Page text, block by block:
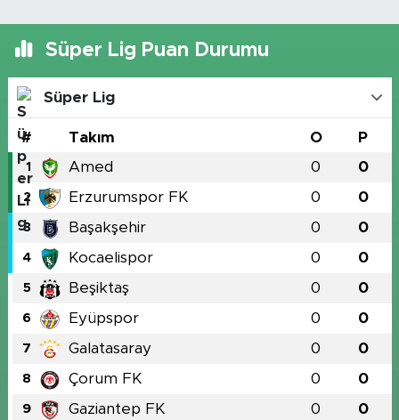
Süper Lig Puan Durumu
Süper Lig
# Takım O P
1 Amed 0 0
2 Erzurumspor FK 0 0
3 Başakşehir 0 0
4 Kocaelispor 0 0
5 Beşiktaş 0 0
6 Eyüpspor 0 0
7 Galatasaray 0 0
8 Çorum FK 0 0
9 Gaziantep FK 0 0